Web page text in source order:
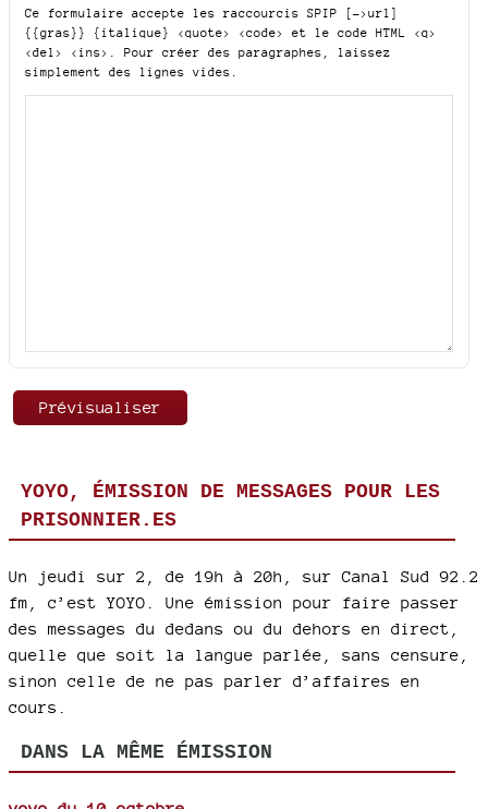
Ce formulaire accepte les raccourcis SPIP
[->url]
{{gras}} {italique} <quote> <code>
et le code HTML <q>
<del> <ins>
. Pour créer des paragraphes, laissez
simplement des lignes vides.
YOYO, ÉMISSION DE MESSAGES POUR LES
PRISONNIER.ES
Un jeudi sur 2, de 19h à 20h, sur Canal Sud 92.2
fm, c’est YOYO. Une émission pour faire passer
des messages du dedans ou du dehors en direct,
quelle que soit la langue parlée, sans censure,
sinon celle de ne pas parler d’affaires en
cours.
DANS LA MÊME ÉMISSION